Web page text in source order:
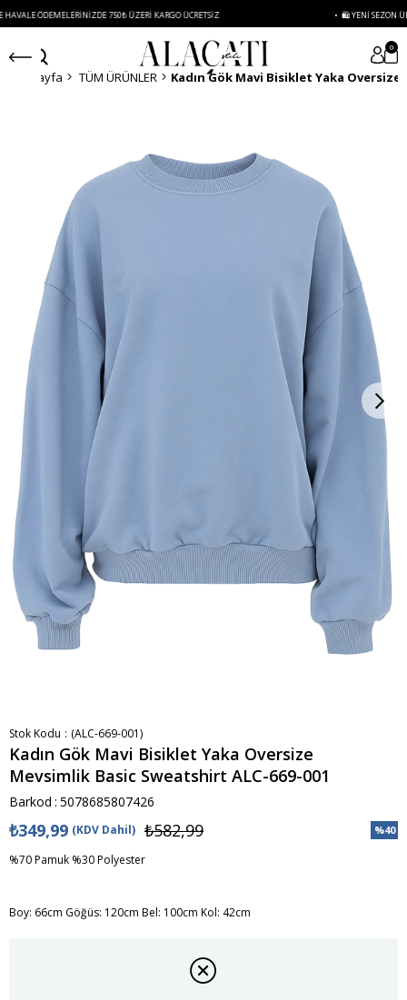
ÖDEMELERINIZDE 750₺ ÜZERI KARGO ÜCRETSIZ • 🛍️ YENI SEZON
0
Anasayfa TÜM ÜRÜNLER
Stok Kodu (ALC-669-001)
Kadın Gök Mavi Bisiklet Yaka Oversize
Mevsimlik Basic Sweatshirt ALC-669-001
Barkod : 5078685807426
%40
₺582,99
₺349,99 (KDV Dahil)
%70 Pamuk %30 Polyester
Boy: 66cm Göğüs: 120cm Bel: 100cm Kol: 42cm